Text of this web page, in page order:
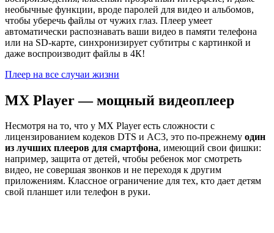
необычные функции, вроде паролей для видео и альбомов,
чтобы уберечь файлы от чужих глаз. Плеер умеет
автоматически распознавать ваши видео в памяти телефона
или на SD-карте, синхронизирует субтитры с картинкой и
даже воспроизводит файлы в 4К!
Плеер на все случаи жизни
MX Player — мощный видеоплеер
Несмотря на то, что у MX Player есть сложности с
лицензированием кодеков DTS и AC3, это по-прежнему один
из лучших плееров для смартфона, имеющий свои фишки:
например, защита от детей, чтобы ребенок мог смотреть
видео, не совершая звонков и не переходя к другим
приложениям. Классное ограничение для тех, кто дает детям
свой планшет или телефон в руки.